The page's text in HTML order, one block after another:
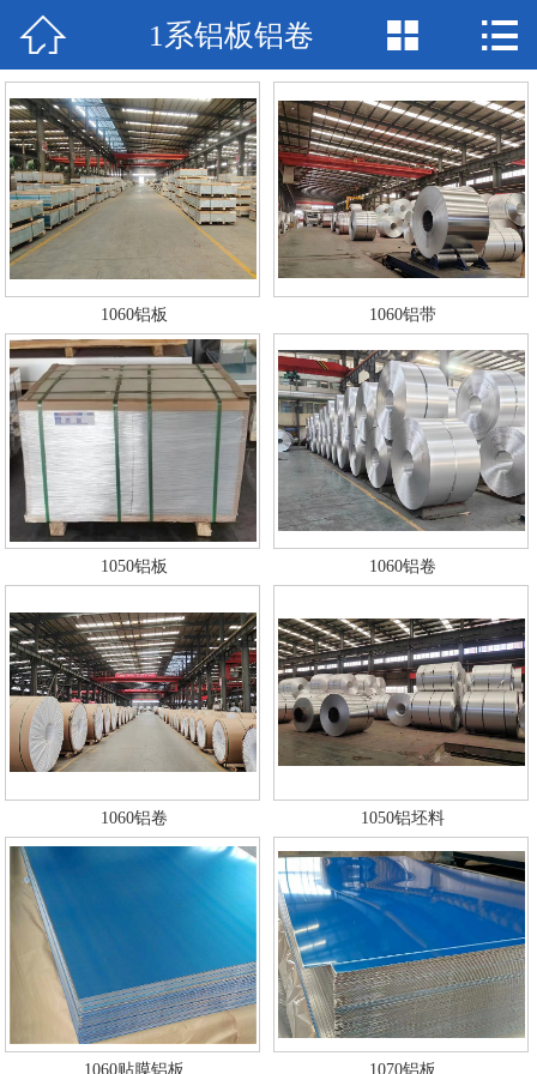
网站首页
厂房场景
产品中心
新闻中心
公司简介
 1系铝板铝卷  
1060铝板 1060铝带
1050铝板 1060铝卷
1060铝卷 1050铝坯料
1060贴膜铝板 1070铝板